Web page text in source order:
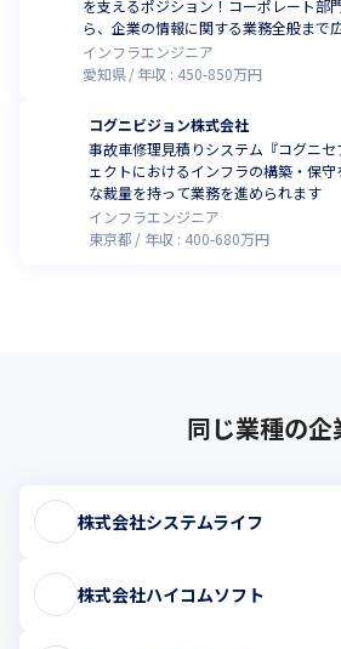
を支えるポジション！コーポレート部
ら、企業の情報に関する業務全般まで
インフラエンジニア
愛知県
年収 : 450-850万円
コグニビジョン株式会社
事故車修理見積りシステム『コグニ
ェクトにおけるインフラの構築・保
な裁量を持って業務を進められます
インフラエンジニア
東京都
年収 : 400-680万円
同じ業種の企
株式会社システムライフ
株式会社ハイコムソフト